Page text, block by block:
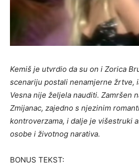
Kemiš je utvrdio da su on i Zorica
scenariju postali nenamjerne žrtve,
Vesna nije željela nauditi. Zamršen
Zmijanac, zajedno s njezinim
kontroverzama, i dalje je višestruki
osobe i životnog narativa.
BONUS TEKST: